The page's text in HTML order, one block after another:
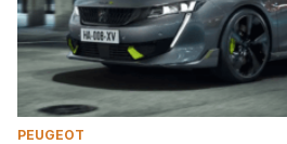
PEUGEOT